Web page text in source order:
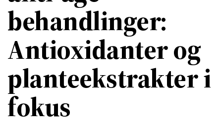
behandlinger:
Antioxidanter og
planteekstrakter i
fokus